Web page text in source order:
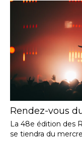
Rendez-vous
La 48e édition des
se tiendra du